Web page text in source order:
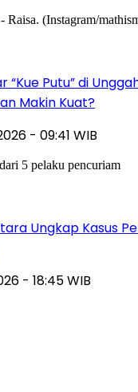
“Kue Putu” di
Makin Kuat?
- 09:41 WIB
Ungkap Kasus
- 18:45 WIB